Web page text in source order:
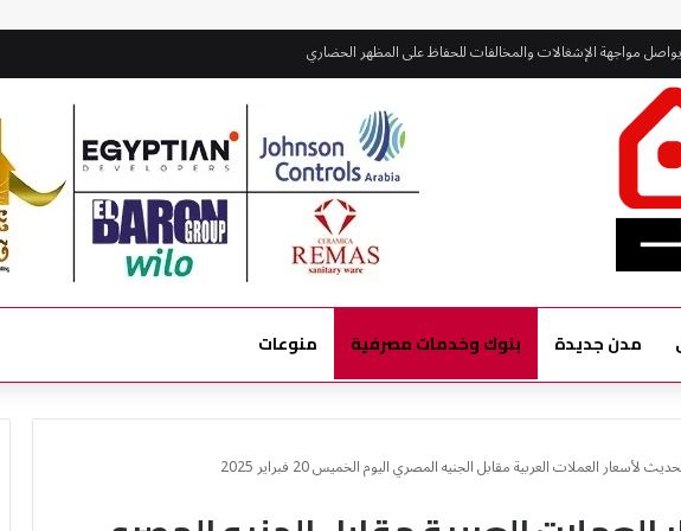
يواصل مواجهة الإشغالات والمخالفات للحفاظ على المظهر الحضاري
مدن جديدة بنوك وخدمات مصرفية منوعات
لأسعار العملات العربية مقابل الجنيه المصري اليوم الخميس 20 فبراير 2025